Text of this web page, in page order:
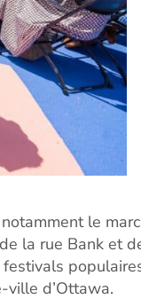
le
la rue Bank et
ville d’Ottawa.